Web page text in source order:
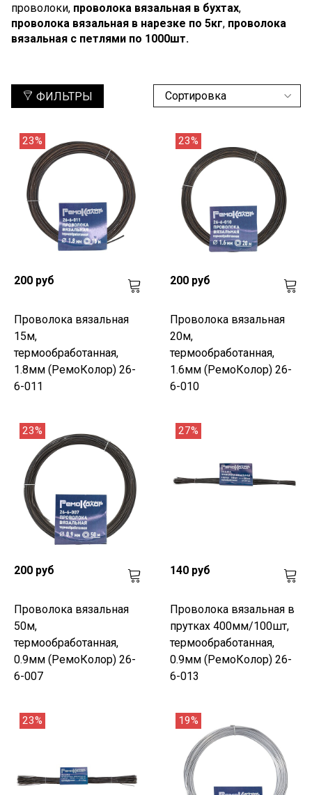
проволоки, проволока вязальная в бухтах,
проволока вязальная в нарезке по 5кг, проволока
вязальная с петлями по 1000шт.
ФИЛЬТРЫ
23%
200 руб
Проволока вязальная
15м,
термообработанная,
1.8мм (РемоКолор) 26-
6-011
23%
200 руб
Проволока вязальная
20м,
термообработанная,
1.6мм (РемоКолор) 26-
6-010
23%
200 руб
Проволока вязальная
50м,
термообработанная,
0.9мм (РемоКолор) 26-
6-007
27%
140 руб
Проволока вязальная в
прутках 400мм/100шт,
термообработанная,
0.9мм (РемоКолор) 26-
6-013
23% 19%